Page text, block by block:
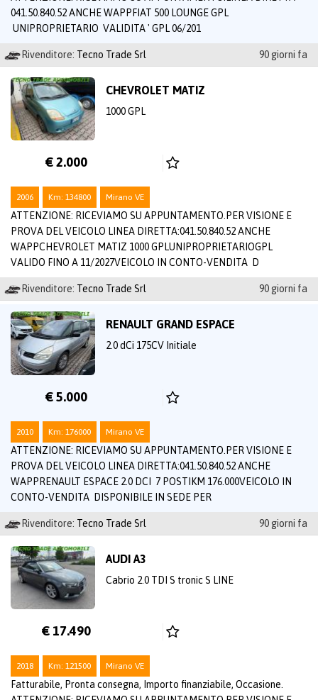
041.50.840.52 ANCHE WAPPFIAT 500 LOUNGE GPL
UNIPROPRIETARIO VALIDITA ' GPL 06/201
Rivenditore: Tecno Trade Srl 90 giorni fa
CHEVROLET MATIZ
1000 GPL
€ 2.000
2006 Km: 134800 Mirano VE
ATTENZIONE: RICEVIAMO SU APPUNTAMENTO.PER VISIONE E
PROVA DEL VEICOLO LINEA DIRETTA:041.50.840.52 ANCHE
WAPPCHEVROLET MATIZ 1000 GPLUNIPROPRIETARIOGPL
VALIDO FINO A 11/2027VEICOLO IN CONTO-VENDITA D
Rivenditore: Tecno Trade Srl 90 giorni fa
RENAULT GRAND ESPACE
2.0 dCi 175CV Initiale
€ 5.000
2010 Km: 176000 Mirano VE
ATTENZIONE: RICEVIAMO SU APPUNTAMENTO.PER VISIONE E
PROVA DEL VEICOLO LINEA DIRETTA:041.50.840.52 ANCHE
WAPPRENAULT ESPACE 2.0 DCI 7 POSTIKM 176.000VEICOLO IN
CONTO-VENDITA DISPONIBILE IN SEDE PER
Rivenditore: Tecno Trade Srl 90 giorni fa
AUDI A3
Cabrio 2.0 TDI S tronic S LINE
€ 17.490
2018 Km: 121500 Mirano VE
Fatturabile, Pronta consegna, Importo finanziabile, Occasione.